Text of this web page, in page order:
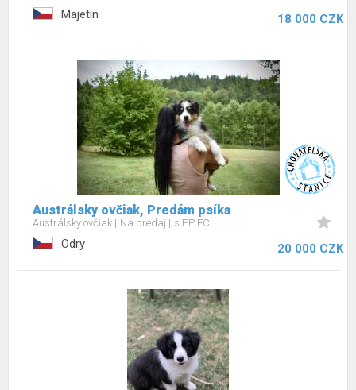
Majetín 18 000 CZK
Austrálsky ovčiak, Predám psíka
Austrálsky ovčiak Na predaj s PP FCI
Odry 20 000 CZK